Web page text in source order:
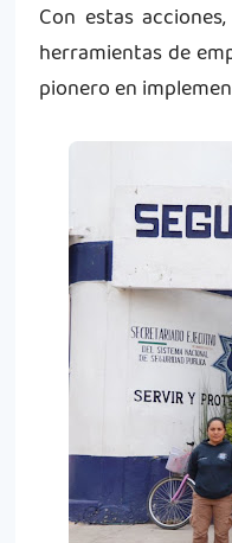
Con estas
herramientas de
pionero en